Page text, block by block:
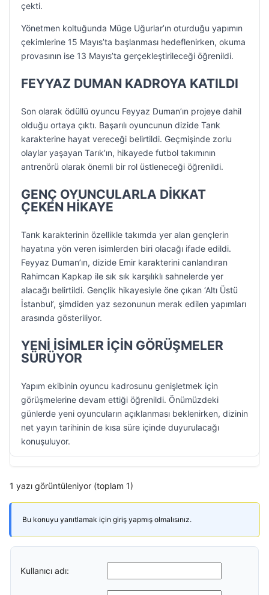
çekti.
Yönetmen koltuğunda Müge Uğurlar’ın oturduğu yapımın
çekimlerine 15 Mayıs’ta başlanması hedeflenirken, okuma
provasının ise 13 Mayıs’ta gerçekleştirileceği öğrenildi.
FEYYAZ DUMAN KADROYA KATILDI
Son olarak ödüllü oyuncu Feyyaz Duman’ın projeye dahil
olduğu ortaya çıktı. Başarılı oyuncunun dizide Tarık
karakterine hayat vereceği belirtildi. Geçmişinde zorlu
olaylar yaşayan Tarık’ın, hikayede futbol takımının
antrenörü olarak önemli bir rol üstleneceği öğrenildi.
GENÇ OYUNCULARLA DİKKAT
ÇEKEN HİKAYE
Tarık karakterinin özellikle takımda yer alan gençlerin
hayatına yön veren isimlerden biri olacağı ifade edildi.
Feyyaz Duman’ın, dizide Emir karakterini canlandıran
Rahimcan Kapkap ile sık sık karşılıklı sahnelerde yer
alacağı belirtildi. Gençlik hikayesiyle öne çıkan ‘Altı Üstü
İstanbul’, şimdiden yaz sezonunun merak edilen yapımları
arasında gösteriliyor.
YENİ İSİMLER İÇİN GÖRÜŞMELER
SÜRÜYOR
Yapım ekibinin oyuncu kadrosunu genişletmek için
görüşmelerine devam ettiği öğrenildi. Önümüzdeki
günlerde yeni oyuncuların açıklanması beklenirken, dizinin
net yayın tarihinin de kısa süre içinde duyurulacağı
konuşuluyor.
1 yazı görüntüleniyor (toplam 1)
Bu konuyu yanıtlamak için giriş yapmış olmalısınız.
Kullanıcı adı: